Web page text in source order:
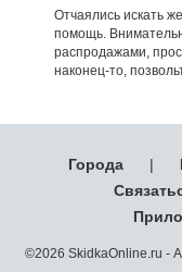
Отчаялись искать
помощь.
распродажами,
наконец-то,
Города |
©2026 SkidkaOnline.ru -